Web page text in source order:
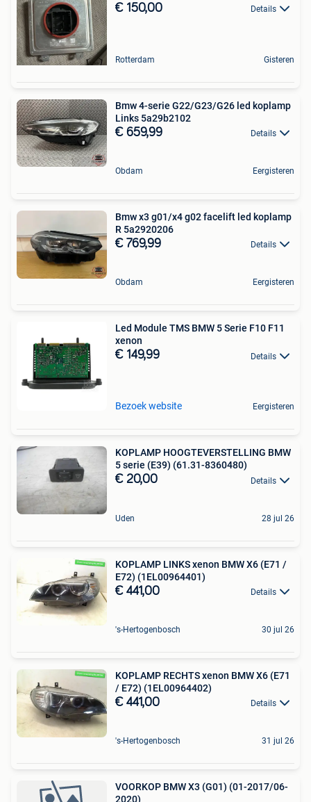
€ 150,00 Details
Rotterdam Gisteren
Bmw 4-serie G22/G23/G26 led koplamp
Links 5a29b2102
€ 659,99 Details
Obdam Eergisteren
Bmw x3 g01/x4 g02 facelift led koplamp
R 5a2920206
€ 769,99 Details
Obdam Eergisteren
Led Module TMS BMW 5 Serie F10 F11
xenon
€ 149,99 Details
Bezoek website Eergisteren
KOPLAMP HOOGTEVERSTELLING BMW
5 serie (E39) (61.31-8360480)
€ 20,00 Details
Uden 28 jul 26
KOPLAMP LINKS xenon BMW X6 (E71 /
E72) (1EL00964401)
€ 441,00 Details
's-Hertogenbosch 30 jul 26
KOPLAMP RECHTS xenon BMW X6 (E71
/ E72) (1EL00964402)
€ 441,00 Details
's-Hertogenbosch 31 jul 26
VOORKOP BMW X3 (G01) (01-2017/06-
2020)